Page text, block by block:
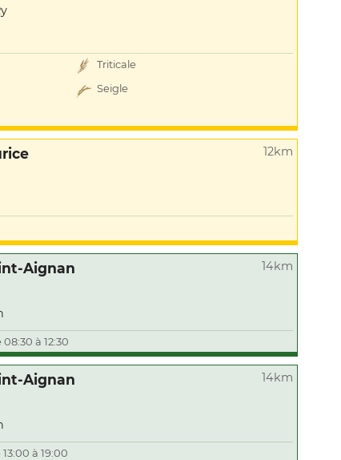
Triticale
Seigle
12km
Aignan 14km
à 12:30
Aignan 14km
à 19:00